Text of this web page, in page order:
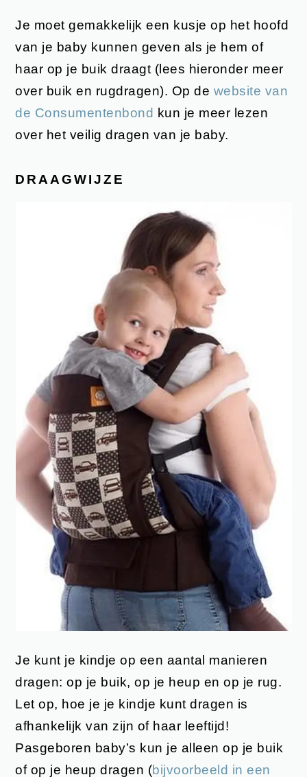
Je moet gemakkelijk een kusje op het hoofd
van je baby kunnen geven als je hem of
haar op je buik draagt (lees hieronder meer
over buik en rugdragen). Op de website van
de Consumentenbond kun je meer lezen
over het veilig dragen van je baby.
DRAAGWIJZE
Je kunt je kindje op een aantal manieren
dragen: op je buik, op je heup en op je rug.
Let op, hoe je je kindje kunt dragen is
afhankelijk van zijn of haar leeftijd!
Pasgeboren baby’s kun je alleen op je buik
of op je heup dragen (bijvoorbeeld in een